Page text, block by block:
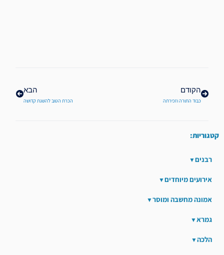
הקודם
כבוד התורה וזכירתה
הבא
הכרת הטוב להשגת קדושה
קטגוריות:
רבנים
אירועים מיוחדים
אמונה מחשבה ומוסר
גמרא
הלכה